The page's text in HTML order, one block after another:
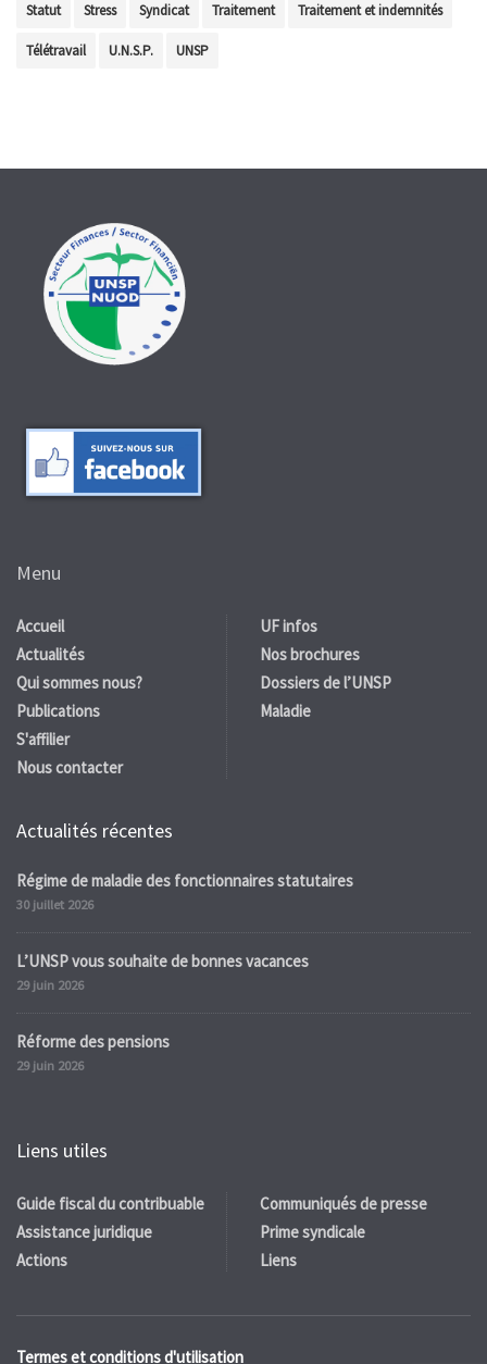
Statut Stress Syndicat Traitement Traitement et indemnités
Télétravail U.N.S.P. UNSP
Menu
Accueil
Actualités
Qui sommes nous?
Publications
S'affilier
Nous contacter
UF infos
Nos brochures
Dossiers de l’UNSP
Maladie
Actualités récentes
Régime de maladie des fonctionnaires statutaires
30 juillet 2026
L’UNSP vous souhaite de bonnes vacances
29 juin 2026
Réforme des pensions
29 juin 2026
Liens utiles
Guide fiscal du contribuable
Assistance juridique
Actions
Communiqués de presse
Prime syndicale
Liens
Termes et conditions d'utilisation